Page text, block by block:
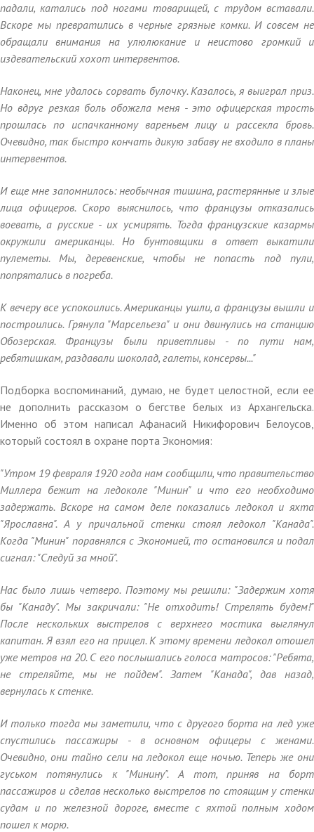
падали, катались под ногами товарищей, с трудом вставали.
Вскоре мы превратились в черные грязные комки. И совсем не
обращали внимания на улюлюкание и неистово громкий и
издевательский хохот интервентов.
Наконец, мне удалось сорвать булочку. Казалось, я выиграл приз.
Но вдруг резкая боль обожгла меня - это офицерская трость
прошлась по испачканному вареньем лицу и рассекла бровь.
Очевидно, так быстро кончать дикую забаву не входило в планы
интервентов.
И еще мне запомнилось: необычная тишина, растерянные и злые
лица офицеров. Скоро выяснилось, что французы отказались
воевать, а русские - их усмирять. Тогда французские казармы
окружили американцы. Но бунтовщики в ответ выкатили
пулеметы. Мы, деревенские, чтобы не попасть под пули,
попрятались в погреба.
К вечеру все успокоились. Американцы ушли, а французы вышли и
построились. Грянула "Марсельеза" и они двинулись на станцию
Обозерская. Французы были приветливы - по пути нам,
ребятишкам, раздавали шоколад, галеты, консервы..."
Подборка воспоминаний, думаю, не будет целостной, если ее
не дополнить рассказом о бегстве белых из Архангельска.
Именно об этом написал Афанасий Никифорович Белоусов,
который состоял в охране порта Экономия:
"Утром 19 февраля 1920 года нам сообщили, что правительство
Миллера бежит на ледоколе "Минин" и что его необходимо
задержать. Вскоре на самом деле показались ледокол и яхта
"Ярославна". А у причальной стенки стоял ледокол "Канада".
Когда "Минин" поравнялся с Экономией, то остановился и подал
сигнал: "Следуй за мной".
Нас было лишь четверо. Поэтому мы решили: "Задержим хотя
бы "Канаду". Мы закричали: "Не отходить! Стрелять будем!"
После нескольких выстрелов с верхнего мостика выглянул
капитан. Я взял его на прицел. К этому времени ледокол отошел
уже метров на 20. С его послышались голоса матросов: "Ребята,
не стреляйте, мы не пойдем". Затем "Канада", дав назад,
вернулась к стенке.
И только тогда мы заметили, что с другого борта на лед уже
спустились пассажиры - в основном офицеры с женами.
Очевидно, они тайно сели на ледокол еще ночью. Теперь же они
гуськом потянулись к "Минину". А тот, приняв на борт
пассажиров и сделав несколько выстрелов по стоящим у стенки
судам и по железной дороге, вместе с яхтой полным ходом
пошел к морю.